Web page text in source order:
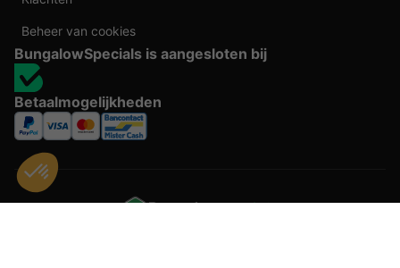
Beheer van cookies
BungalowSpecials is aangesloten bij
Betaalmogelijkheden